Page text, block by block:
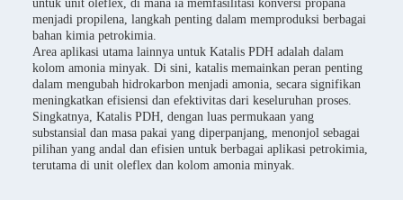
untuk unit oleflex, di mana ia memfasilitasi konversi propana
menjadi propilena, langkah penting dalam memproduksi berbagai
bahan kimia petrokimia.
Area aplikasi utama lainnya untuk Katalis PDH adalah dalam
kolom amonia minyak. Di sini, katalis memainkan peran penting
dalam mengubah hidrokarbon menjadi amonia, secara signifikan
meningkatkan efisiensi dan efektivitas dari keseluruhan proses.
Singkatnya, Katalis PDH, dengan luas permukaan yang
substansial dan masa pakai yang diperpanjang, menonjol sebagai
pilihan yang andal dan efisien untuk berbagai aplikasi petrokimia,
terutama di unit oleflex dan kolom amonia minyak.